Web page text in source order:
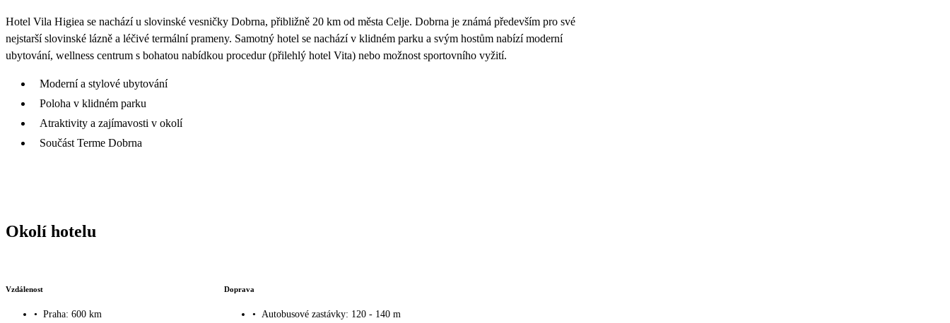
Hotel Vila Higiea se nachází u slovinské vesničky Dobrna, přibližně 20 km od města Celje. Dobrna je známá především pro své
nejstarší slovinské lázně a léčivé termální prameny. Samotný hotel se nachází v klidném parku a svým hostům nabízí moderní
ubytování, wellness centrum s bohatou nabídkou procedur (přilehlý hotel Vita) nebo možnost sportovního vyžití.
Moderní a stylové ubytování
Poloha v klidném parku
Atraktivity a zajímavosti v okolí
Součást Terme Dobrna
Okolí hotelu
Vzdálenost
• Praha: 600 km
Doprava
• Autobusové zastávky: 120 - 140 m